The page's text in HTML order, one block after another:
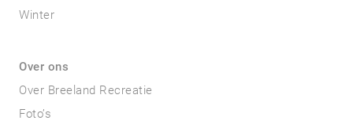
Winter
Over ons
Over Breeland Recreatie
Foto’s